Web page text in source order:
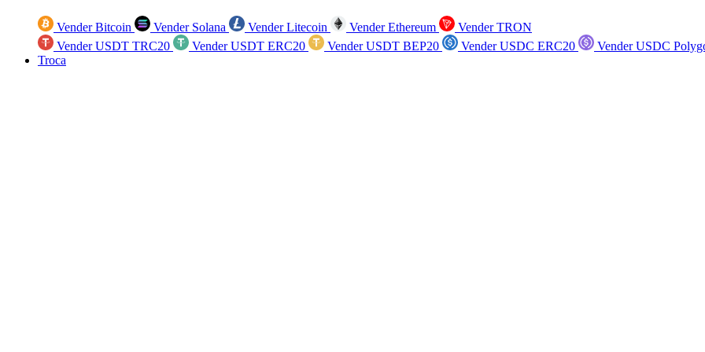
Vender Bitcoin Vender Solana Vender Litecoin Vender Ethereum
Vender TRON
Vender USDT TRC20
Vender USDT ERC20 Vender USDT BEP20 Vender USDC ERC20
Vender USDC
Troca